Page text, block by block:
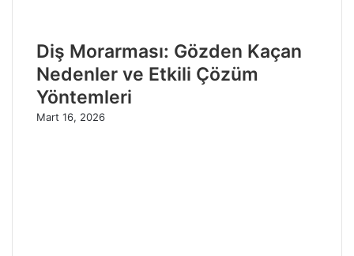
Diş Morarması: Gözden Kaçan
Nedenler ve Etkili Çözüm
Yöntemleri
Mart 16, 2026